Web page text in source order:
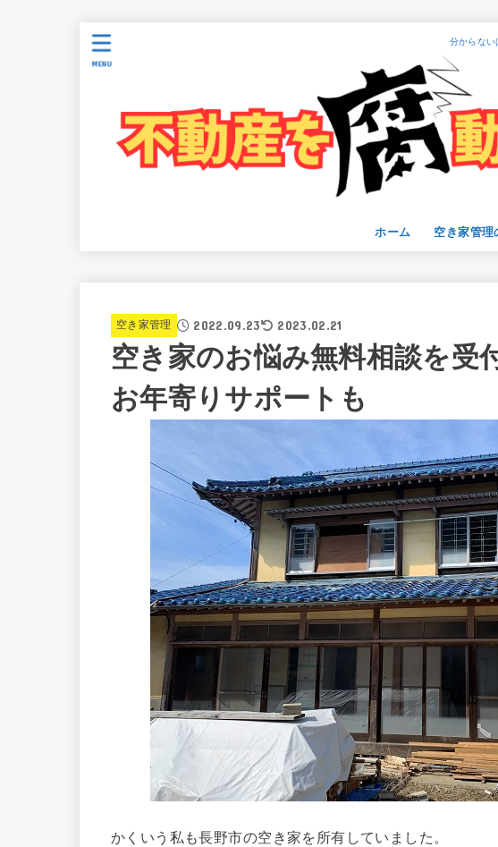
分からない
ホーム 空き家管理
MENU
空き家管理 2022.09.23 2023.02.21
空き家のお悩み無料相談を受
お年寄りサポートも
かくいう私も長野市の空き家を所有していました。